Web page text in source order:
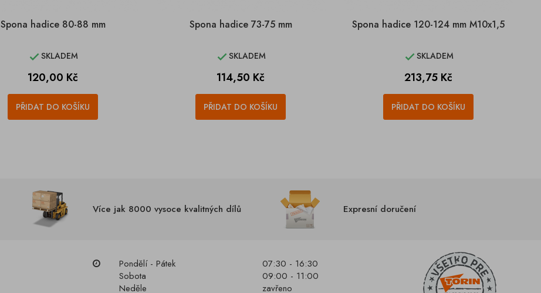
Spona hadice 80-88 mm
SKLADEM
Cena
120,00 Kč
PŘIDAT DO KOŠÍKU
Spona hadice 73-75 mm
SKLADEM
Cena
114,50 Kč
PŘIDAT DO KOŠÍKU
Spona hadice 120-124 mm M10x1,5
SKLADEM
Cena
213,75 Kč
PŘIDAT DO KOŠÍKU
Více jak 8000 vysoce kvalitných dílů Expresní doručení
Pondělí - Pátek
07:30 - 16:30
Sobota
09:00 - 11:00
Neděle
zavřeno